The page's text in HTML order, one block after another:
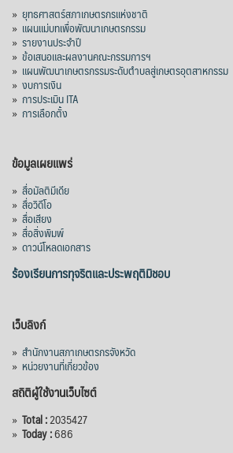
สภาเกษตรกรแห่งชาติ
2 hours ago
คณะรัฐมนตรี อนุมัติโครงการอ่างเก็บน้ำ
คลองวังโตนด วงเงิน 7,200 ล้านบาท สะท้อน
ผลสำเร็จการผลักดันข้อเสนอเชิงนโยบายของ
เมื่อวันที่ 5 สิงหาคม 2569 คณะรัฐมนตรีมีมติ
อนุมัติโครงการอ่างเก็บน้ำคลองวังโตนด
จังหวัดจันทบุรี กรอบวงเงิน 7,200 ล้านบาท
กำหนดระยะเวลาดำเนินงาน 7 ปี (พ.ศ. 2570–
2576) โดยโครงการมีความจุ 99.50 ล้าน
ลูกบาศก์เมตร สามารถสนับสนุนพื้นที่
ชลประทานกว่า 87,700 ไร่ เพิ่ม
View on Facebook
» ยุทธศาสตร์สภาเกษตรกรแห่งชาติ
» แผนแม่บทเพื่อพัฒนาเกษตรกรรม
» รายงานประจำปี
» ข้อเสนอและผลงานคณะกรรมการฯ
» แผนพัฒนาเกษตรกรรมระดับตำบลสู่เกษตรอุตสาหกรรม
» งบการเงิน
» การประเมิน ITA
» การเลือกตั้ง
ข้อมูลเผยแพร่
» สื่อมัลติมีเดีย
» สื่อวิดีโอ
» สื่อเสียง
» สื่อสิ่งพิมพ์
» ดาวน์โหลดเอกสาร
ร้องเรียนการทุจริตและประพฤติมิชอบ
เว็บลิงก์
» สำนักงานสภาเกษตรกรจังหวัด
» หน่วยงานที่เกี่ยวข้อง
สถิติผู้ใช้งานเว็บไซต์
» Total :2035427
» Today :686